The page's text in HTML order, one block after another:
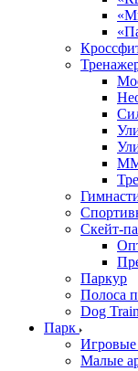
Скейт-
Паркур
Полоса
Dog
Парк
Малые